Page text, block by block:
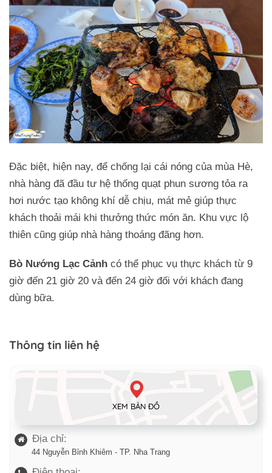
Đặc biệt, hiện nay, để chống lại cái nóng của mùa Hè,
nhà hàng đã đầu tư hệ thống quạt phun sương tỏa ra
hơi nước tạo không khí dễ chịu, mát mẻ giúp thực
khách thoải mái khi thưởng thức món ăn. Khu vực lộ
thiên cũng giúp nhà hàng thoáng đãng hơn.
Bò Nướng Lạc Cảnh có thể phục vụ thực khách từ 9
giờ đến 21 giờ 20 và đến 24 giờ đối với khách đang
dùng bữa.
Thông tin liên hệ
XEM BẢN ĐỒ
Địa chỉ:
44 Nguyễn Bỉnh Khiêm - TP. Nha Trang